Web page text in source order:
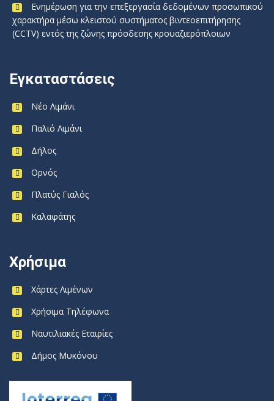
Ενημέρωση για την επεξεργασία δεδομένων προσωπικού
χαρακτήρα μέσω κλειστού συστήματος βιντεοεπιτήρησης
(CCTV) εντός της ζώνης πρόσδεσης κρουαζιερόπλοιων
Εγκαταστάσεις
Νέο Λιμάνι
Παλιό Λιμάνι
Δήλος
Ορνός
Πλατύς Γιαλός
Καλαφάτης
Χρήσιμα
Χάρτες Λιμένων
Χρήσιμα Τηλέφωνα
Ναυτιλιακές Εταιρίες
Δήμος Μυκόνου